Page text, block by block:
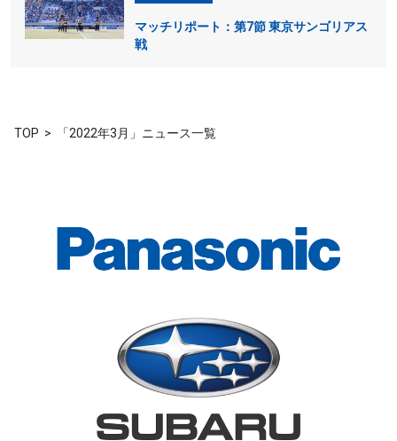
マッチリポート：第7節 東京サンゴリアス
戦
TOP 「2022年3月」ニュース一覧